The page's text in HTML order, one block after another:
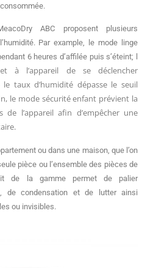
ABC proposent plusieurs
Par example, le mode linge
6 heures d’affilée puis s’éteint;
à l’appareil de se déclencher
taux d’humidité dépasse le seuil
le mode sécurité enfant prévient la
l’appareil afin d’empêcher une
ou dans une maison, que l’on
pièce ou l’ensemble des pièces de
de la gamme permet de palier
de condensation et de lutter ainsi
ou invisibles.